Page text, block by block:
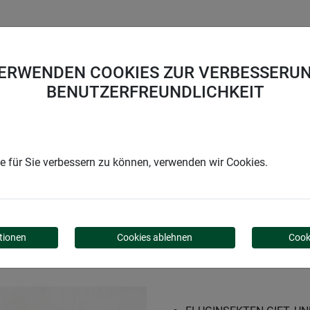
COOKIES ZUR
BENUTZERFREUNDLICHKEIT
für Sie verbessern zu können, verwenden wir Cookies.
Cookies ablehnen